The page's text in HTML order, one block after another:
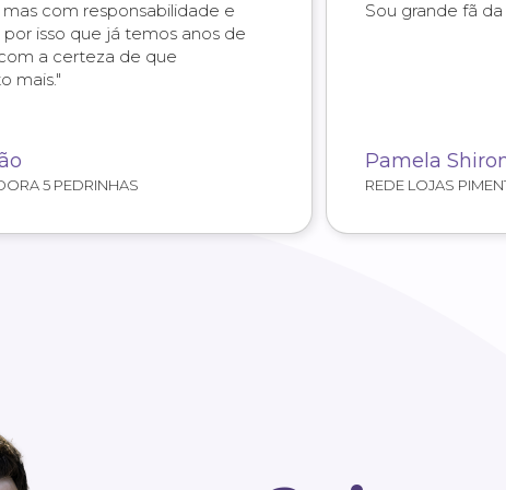
Sou grande fã da Duom!"
REDE LOJAS PIMENTA ROSA